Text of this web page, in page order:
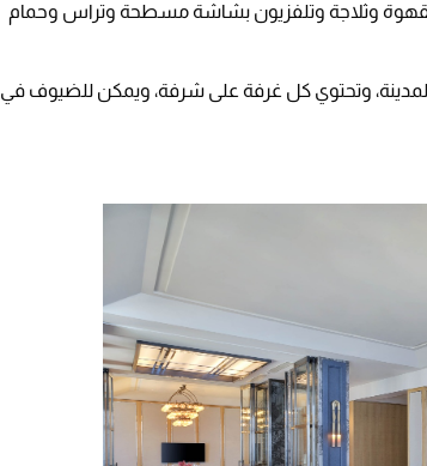
وثلاجة وتلفزيون بشاشة مسطحة وتراس وحمام
وتحتوي كل غرفة على شرفة، ويمكن للضيوف في